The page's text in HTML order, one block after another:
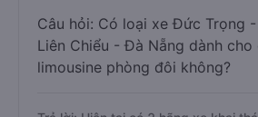
Câu hỏi: Có loại xe Đức Trọng
Liên Chiểu - Đà Nẵng dành
limousine phòng đôi không?